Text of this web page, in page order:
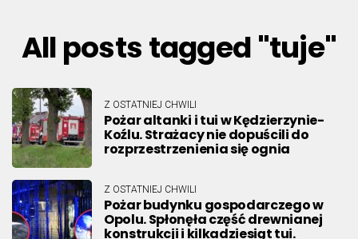
All posts tagged "tuje"
Z OSTATNIEJ CHWILI
Pożar altanki i tui w Kędzierzynie-
Koźlu. Strażacy nie dopuścili do
rozprzestrzenienia się ognia
Z OSTATNIEJ CHWILI
Pożar budynku gospodarczego w
Opolu. Spłonęła część drewnianej
konstrukcji i kilkadziesiąt tui.